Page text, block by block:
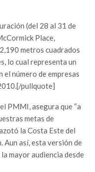
(del 28 al 31 de
Place,
metros cuadrados
lo cual representa un
el número de empresas
pullquote]
PMMI, asegura que “a
metas de
la Costa Este del
Aun así, esta versión de
mayor audiencia desde